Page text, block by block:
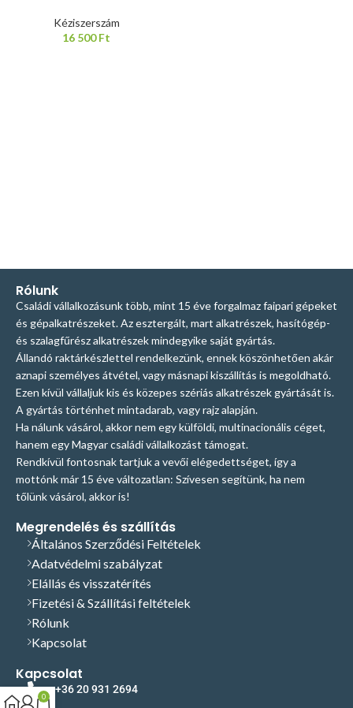
Kéziszerszám
16 500Ft
Rólunk
Családi vállalkozásunk több, mint 15 éve forgalmaz faipari gépeket
és gépalkatrészeket. Az esztergált, mart alkatrészek, hasítógép-
és szalagfűrész alkatrészek mindegyike saját gyártás.
Állandó raktárkészlettel rendelkezünk, ennek köszönhetően akár
aznapi személyes átvétel, vagy másnapi kiszállítás is megoldható.
Ezen kívül vállaljuk kis és közepes szériás alkatrészek gyártását is.
A gyártás történhet mintadarab, vagy rajz alapján.
Ha nálunk vásárol, akkor nem egy külföldi, multinacionális céget,
hanem egy Magyar családi vállalkozást támogat.
Rendkívül fontosnak tartjuk a vevői elégedettséget, így a
mottónk már 15 éve változatlan: Szívesen segítünk, ha nem
tőlünk vásárol, akkor is!
Megrendelés és szállítás
Általános Szerződési Feltételek
Adatvédelmi szabályzat
Elállás és visszatérítés
Fizetési & Szállítási feltételek
Rólunk
Kapcsolat
Kapcsolat
+36 20 931 2694
0